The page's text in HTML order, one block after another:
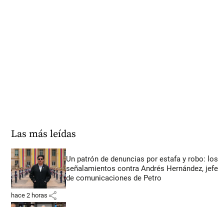
Las más leídas
Un patrón de denuncias por estafa y robo: los
señalamientos contra Andrés Hernández, jefe
de comunicaciones de Petro
hace 2 horas share